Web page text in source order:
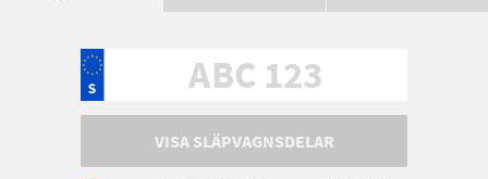
VISA SLÄPVAGNSDELAR